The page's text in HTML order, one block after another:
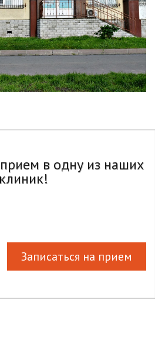
в одну из наших
клиник!
Записаться на прием